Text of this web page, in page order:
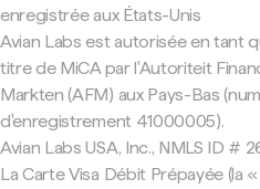
enregistrée aux États-Unis
Avian Labs est autorisée en tant
titre de MiCA par l'Autoriteit
Markten (AFM) aux Pays-Bas
d'enregistrement 41000005).
Avian Labs USA, Inc., NMLS ID #
La Carte Visa Débit Prépayée (la